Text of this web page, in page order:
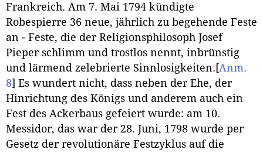
Frankreich. Am 7. Mai 1794 kündigte
Robespierre 36 neue, jährlich zu begehende Feste
an - Feste, die der Religionsphilosoph Josef
Pieper schlimm und trostlos nennt, inbrünstig
und lärmend zelebrierte Sinnlosigkeiten. [Anm.
8] Es wundert nicht, dass neben der Ehe, der
Hinrichtung des Königs und anderem auch ein
Fest des Ackerbaus gefeiert wurde: am 10.
Messidor, das war der 28. Juni, 1798 wurde per
Gesetz der revolutionäre Festzyklus auf die